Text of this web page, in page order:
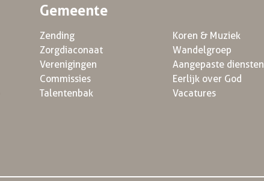
Gemeente
Zending
Zorgdiaconaat
Verenigingen
Commissies
Talentenbak
Koren & Muziek
Wandelgroep
Aangepaste diensten
Eerlijk over God
Vacatures